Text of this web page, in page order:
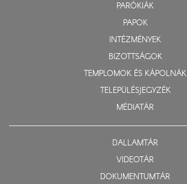
PARÓKIÁK
PAPOK
INTÉZMÉNYEK
BIZOTTSÁGOK
TEMPLOMOK ÉS KÁPOLNÁK
TELEPÜLÉSJEGYZÉK
MÉDIATÁR
DALLAMTÁR
VIDEOTÁR
DOKUMENTUMTÁR